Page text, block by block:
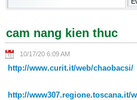
cam nang kien thuc -
cam nang kien thuc
10/17/20 6:09 AM
http://www.curit.it/web/chaobacsi/
http://www307.regione.toscana.it/